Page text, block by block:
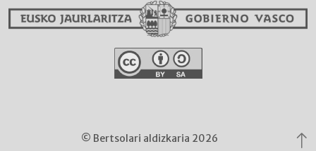
© Bertsolari aldizkaria 2026